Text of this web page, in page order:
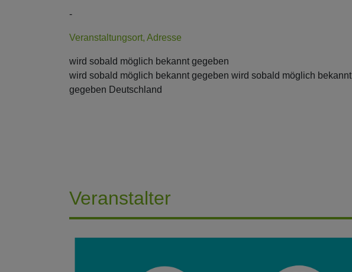
-
Veranstaltungsort, Adresse
wird sobald möglich bekannt gegeben
wird sobald möglich bekannt gegeben wird sobald möglich bekannt
gegeben Deutschland
Veranstalter